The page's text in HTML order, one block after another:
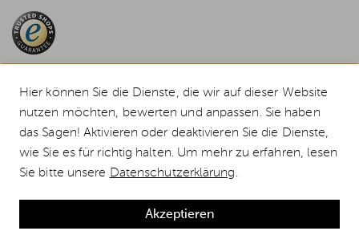
© 2026 Weststyle GmbH · Europas grosser Weber Spezialist
Alle Preise inkl. MwSt., inkl. Verpackungskosten und zzgl.Versandkosten.
Durchgestrichene Preise entsprechen dem bisherigen Preis bei Weststyle.
kaufen
Hier können Sie die Dienste, die wir auf dieser Website
nutzen möchten, bewerten und anpassen. Sie haben
das Sagen! Aktivieren oder deaktivieren Sie die Dienste,
wie Sie es für richtig halten. Um mehr zu erfahren, lesen
Sie bitte unsere Datenschutzerklärung.
Akzeptieren